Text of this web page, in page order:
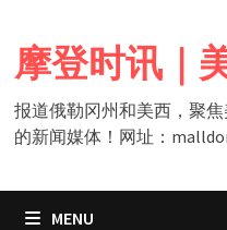
content
摩登时讯｜
报道俄勒冈州和美西，聚
的新闻媒体！网址：
MENU